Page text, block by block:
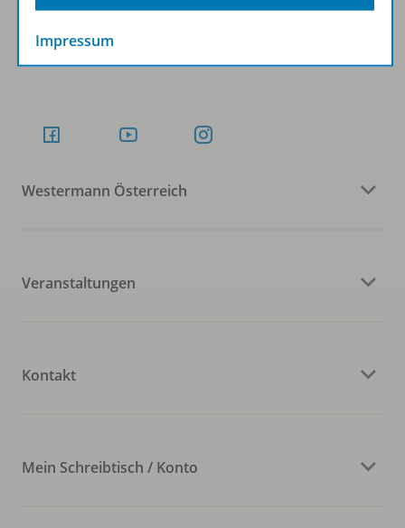
Folgen Sie uns auf Social Media
Westermann Österreich
Veranstaltungen
Kontakt
Mein Schreibtisch / Konto
Impressum